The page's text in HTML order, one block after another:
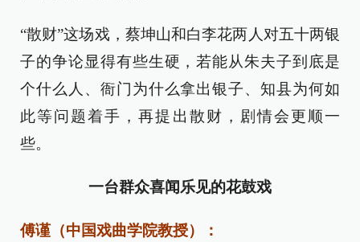
“散财”这场戏，蔡坤山和白李花两人对五十两银
子的争论显得有些生硬，若能从朱夫子到底是
个什么人、衙门为什么拿出银子、知县为何如
此等问题着手，再提出散财，剧情会更顺一
些。
一台群众喜闻乐见的花鼓戏
傅谨（中国戏曲学院教授）：